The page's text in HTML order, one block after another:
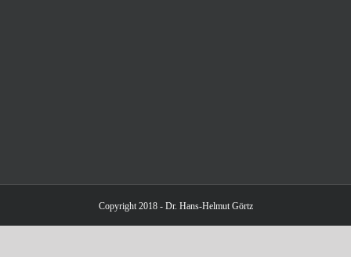
Copyright 2018 - Dr. Hans-Helmut Görtz